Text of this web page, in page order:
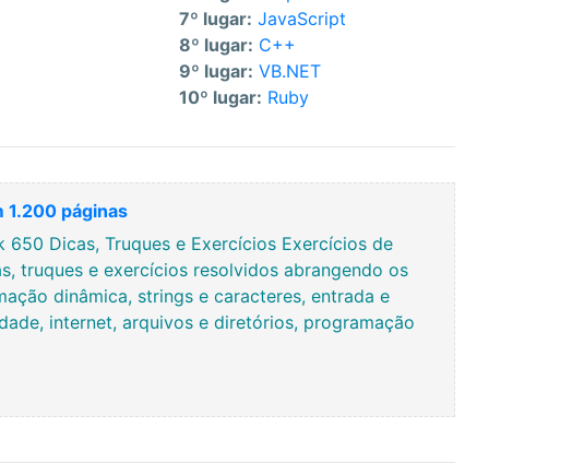
7º lugar: JavaScript
8º lugar: C++
9º lugar: VB.NET
10º lugar: Ruby
1.200 páginas
Dicas, Truques e Exercícios Exercícios de
truques e exercícios resolvidos abrangendo os
dinâmica, strings e caracteres, entrada e
internet, arquivos e diretórios, programação